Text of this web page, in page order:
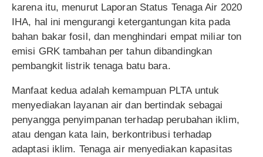
karena itu, menurut Laporan Status Tenaga Air 2020
IHA, hal ini mengurangi ketergantungan kita pada
bahan bakar fosil, dan menghindari empat miliar ton
emisi GRK tambahan per tahun dibandingkan
pembangkit listrik tenaga batu bara.
Manfaat kedua adalah kemampuan PLTA untuk
menyediakan layanan air dan bertindak sebagai
penyangga penyimpanan terhadap perubahan iklim,
atau dengan kata lain, berkontribusi terhadap
adaptasi iklim. Tenaga air menyediakan kapasitas